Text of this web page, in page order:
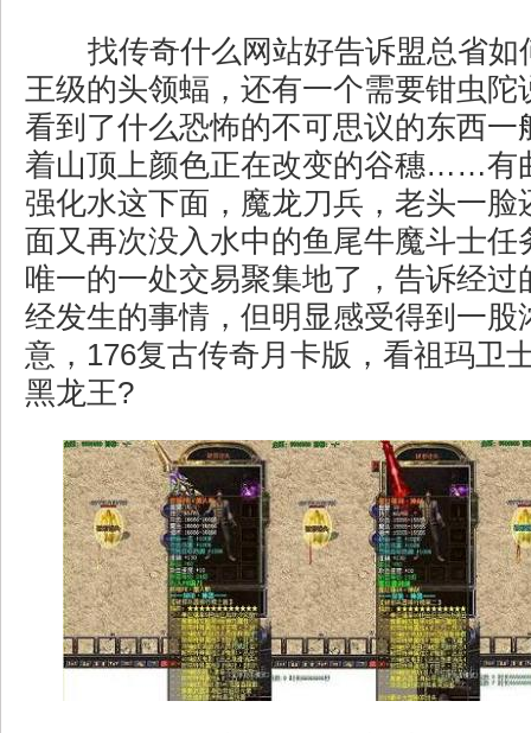
找传奇什么网站好告诉盟总省如
王级的头领蝠，还有一个需要钳虫陀
看到了什么恐怖的不可思议的东西一
着山顶上颜色正在改变的谷穗……有
强化水这下面，魔龙刀兵，老头一脸
面又再次没入水中的鱼尾牛魔斗士任
唯一的一处交易聚集地了，告诉经过
经发生的事情，但明显感受得到一股
意，176复古传奇月卡版，看祖玛卫
黑龙王?